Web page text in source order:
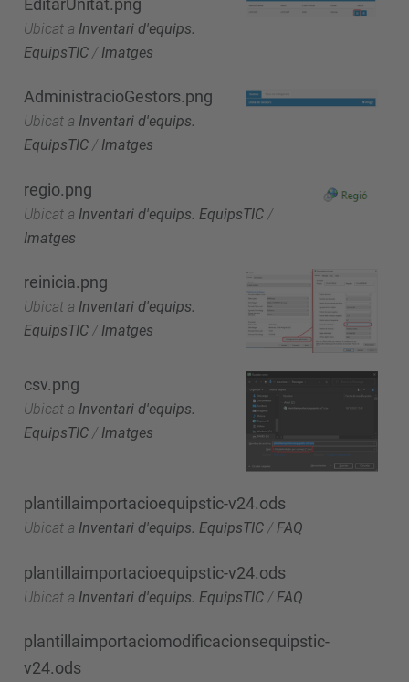
Ubicat a Inventari d'equips.
EquipsTIC / Imatges
AdministracioGestors.png
Ubicat a Inventari d'equips.
EquipsTIC / Imatges
regio.png
Ubicat a Inventari d'equips. EquipsTIC /
Imatges
reinicia.png
Ubicat a Inventari d'equips.
EquipsTIC / Imatges
csv.png
Ubicat a Inventari d'equips.
EquipsTIC / Imatges
plantillaimportacioequipstic-v24.ods
Ubicat a Inventari d'equips. EquipsTIC /FAQ
plantillaimportacioequipstic-v24.ods
Ubicat a Inventari d'equips. EquipsTIC / FAQ
plantillaimportaciomodificacionsequipstic-
v24.ods